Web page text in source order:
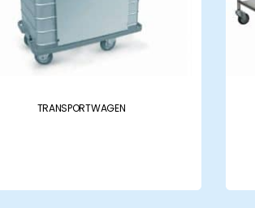
TRANSPORTWAGEN
Woonzorgcentra
Productcatalogus